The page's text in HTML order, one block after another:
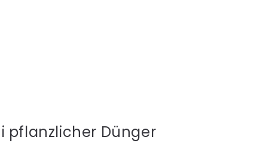
pflanzlicher Dünger